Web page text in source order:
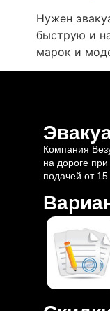
Нужен
быструю и
марок и
Компания
на дороге
подачей от